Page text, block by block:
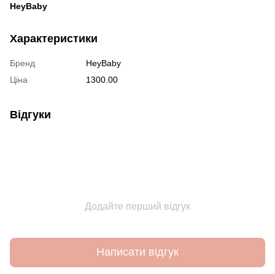
HeyBaby
Характеристики
Бренд
HeyBaby
Ціна
1300.00
Відгуки
Додайте перший відгук
Написати відгук